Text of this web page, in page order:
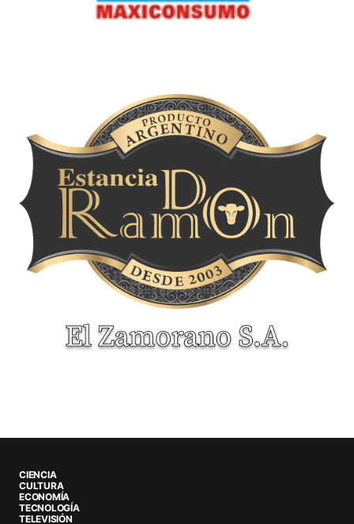
CIENCIA
CULTURA
ECONOMÍA
TECNOLOGÍA
TELEVISIÓN